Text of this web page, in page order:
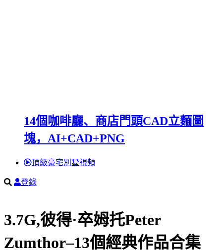
14個咖啡廳、商店門頭CAD立麵圖
塊，AI+CAD+PNG
頂級豪宅別墅視頻
登錄
3.7G,彼得·卒姆托Peter
Zumthor–13個經典作品合集